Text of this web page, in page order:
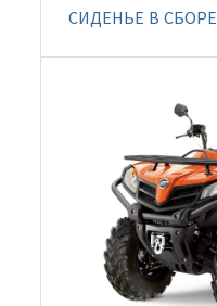
СИДЕНЬЕ В СБОРЕ